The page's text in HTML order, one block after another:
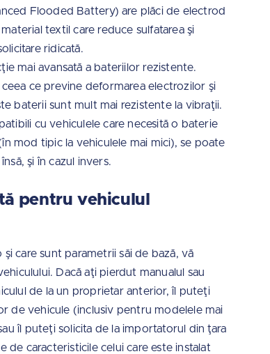
Flooded Battery) are plăci de electrod
textil care reduce sulfatarea şi
ridicată.
mai avansată a bateriilor rezistente.
ce previne deformarea electrozilor şi
baterii sunt mult mai rezistente la vibraţii.
cu vehiculele care necesită o baterie
mod tipic la vehiculele mai mici), se poate
şi în cazul invers.
pentru vehiculul
care sunt parametrii săi de bază, vă
Dacă aţi pierdut manualul sau
de la un proprietar anterior, îl puteţi
de vehicule (inclusiv pentru modelele mai
îl puteţi solicita de la importatorul din ţara
caracteristicile celui care este instalat